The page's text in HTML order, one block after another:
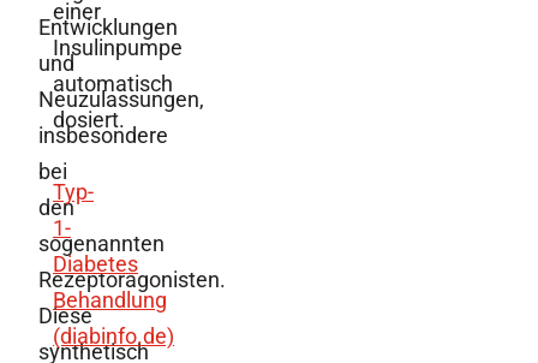
Entwicklungen
und
Neuzulassungen,
insbesondere
bei
den
sogenannten
Rezeptoragonisten.
Diese
synthetisch
einer
Insulinpumpe
automatisch
dosiert.
Typ-
1-
Diabetes
Behandlung
(diabinfo.de)